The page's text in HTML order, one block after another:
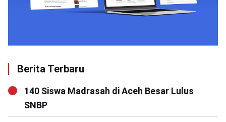
Berita Terbaru
140 Siswa Madrasah di Aceh Besar Lulus
SNBP